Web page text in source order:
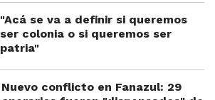
"Acá se va a definir si queremos
ser colonia o si queremos ser
patria"
Nuevo conflicto en Fanazul: 29